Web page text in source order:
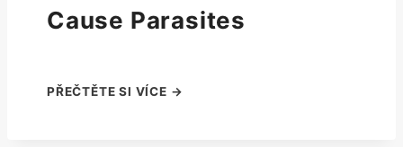
Cause Parasites